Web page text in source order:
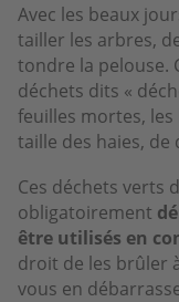
Avec les beaux
tailler les arbres,
tondre la pelouse.
déchets dits «
feuilles mortes, les
taille des haies, de
Ces déchets verts
obligatoirement
être utilisés en
droit de les brûler
vous en